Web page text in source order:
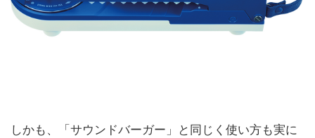
しかも、「サウンドバーガー」と同じく使い方も実に